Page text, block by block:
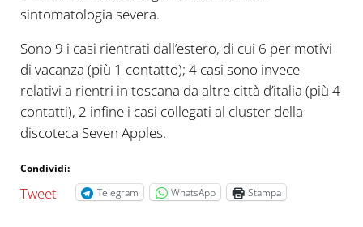
sintomatologia severa.
Sono 9 i casi rientrati dall’estero, di cui 6 per motivi
di vacanza (più 1 contatto); 4 casi sono invece
relativi a rientri in toscana da altre città d’italia (più 4
contatti), 2 infine i casi collegati al cluster della
discoteca Seven Apples.
Condividi:
Tweet Telegram WhatsApp Stampa